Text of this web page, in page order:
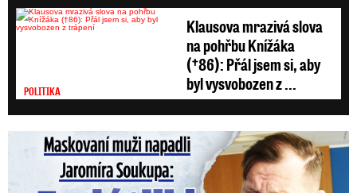
POLITIKA
Klausova mrazivá slova
na pohřbu Knížáka
(†86): Přál jsem si, aby
byl vysvobozen z ...
Maskovaní muži napadli Jaromíra Soukupa: Krvavá nakládačka